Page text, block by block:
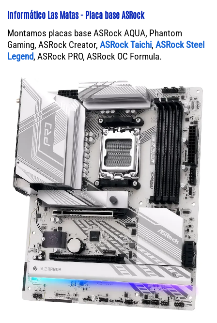
Informático Las Matas - Placa base ASRock
Montamos placas base ASRock AQUA, Phantom
Gaming, ASRock Creator, ASRock Taichi, ASRock Steel
Legend, ASRock PRO, ASRock OC Formula.